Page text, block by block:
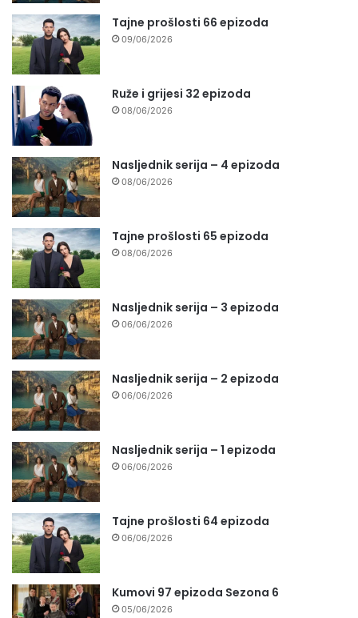
Tajne prošlosti 66 epizoda
09/06/2026
Ruže i grijesi 32 epizoda
08/06/2026
Nasljednik serija – 4 epizoda
08/06/2026
Tajne prošlosti 65 epizoda
08/06/2026
Nasljednik serija – 3 epizoda
06/06/2026
Nasljednik serija – 2 epizoda
06/06/2026
Nasljednik serija – 1 epizoda
06/06/2026
Tajne prošlosti 64 epizoda
06/06/2026
Kumovi 97 epizoda Sezona 6
05/06/2026